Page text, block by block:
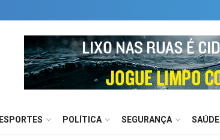
ESPORTES POLÍTICA SEGURANÇA SAÚDE